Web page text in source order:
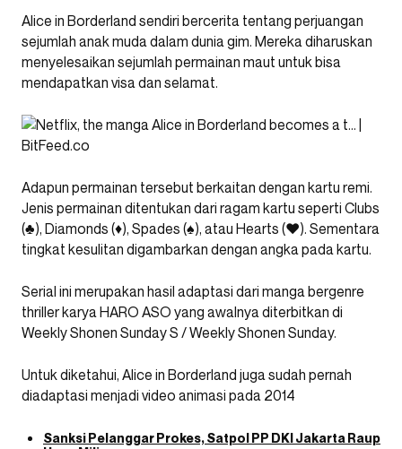
Alice in Borderland sendiri bercerita tentang perjuangan
sejumlah anak muda dalam dunia gim. Mereka diharuskan
menyelesaikan sejumlah permainan maut untuk bisa
mendapatkan visa dan selamat.
Adapun permainan tersebut berkaitan dengan kartu remi.
Jenis permainan ditentukan dari ragam kartu seperti Clubs
(♣), Diamonds (♦), Spades (♠), atau Hearts (♥). Sementara
tingkat kesulitan digambarkan dengan angka pada kartu.
Serial ini merupakan hasil adaptasi dari manga bergenre
thriller karya HARO ASO yang awalnya diterbitkan di
Weekly Shonen Sunday S / Weekly Shonen Sunday.
Untuk diketahui, Alice in Borderland juga sudah pernah
diadaptasi menjadi video animasi pada 2014
Sanksi Pelanggar Prokes, Satpol PP DKI Jakarta Raup